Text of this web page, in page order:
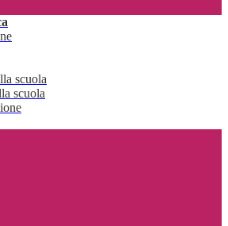
scuola
scuola